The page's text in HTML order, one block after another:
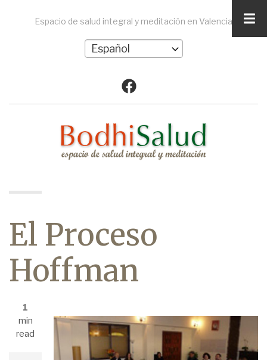
Espacio de salud integral y meditación en Valencia
El Proceso
Hoffman
1
min
read